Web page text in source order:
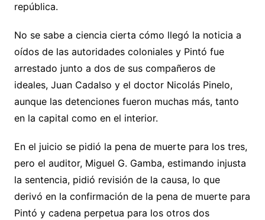
república.
No se sabe a ciencia cierta cómo llegó la noticia a
oídos de las autoridades coloniales y Pintó fue
arrestado junto a dos de sus compañeros de
ideales, Juan Cadalso y el doctor Nicolás Pinelo,
aunque las detenciones fueron muchas más, tanto
en la capital como en el interior.
En el juicio se pidió la pena de muerte para los tres,
pero el auditor, Miguel G. Gamba, estimando injusta
la sentencia, pidió revisión de la causa, lo que
derivó en la confirmación de la pena de muerte para
Pintó y cadena perpetua para los otros dos